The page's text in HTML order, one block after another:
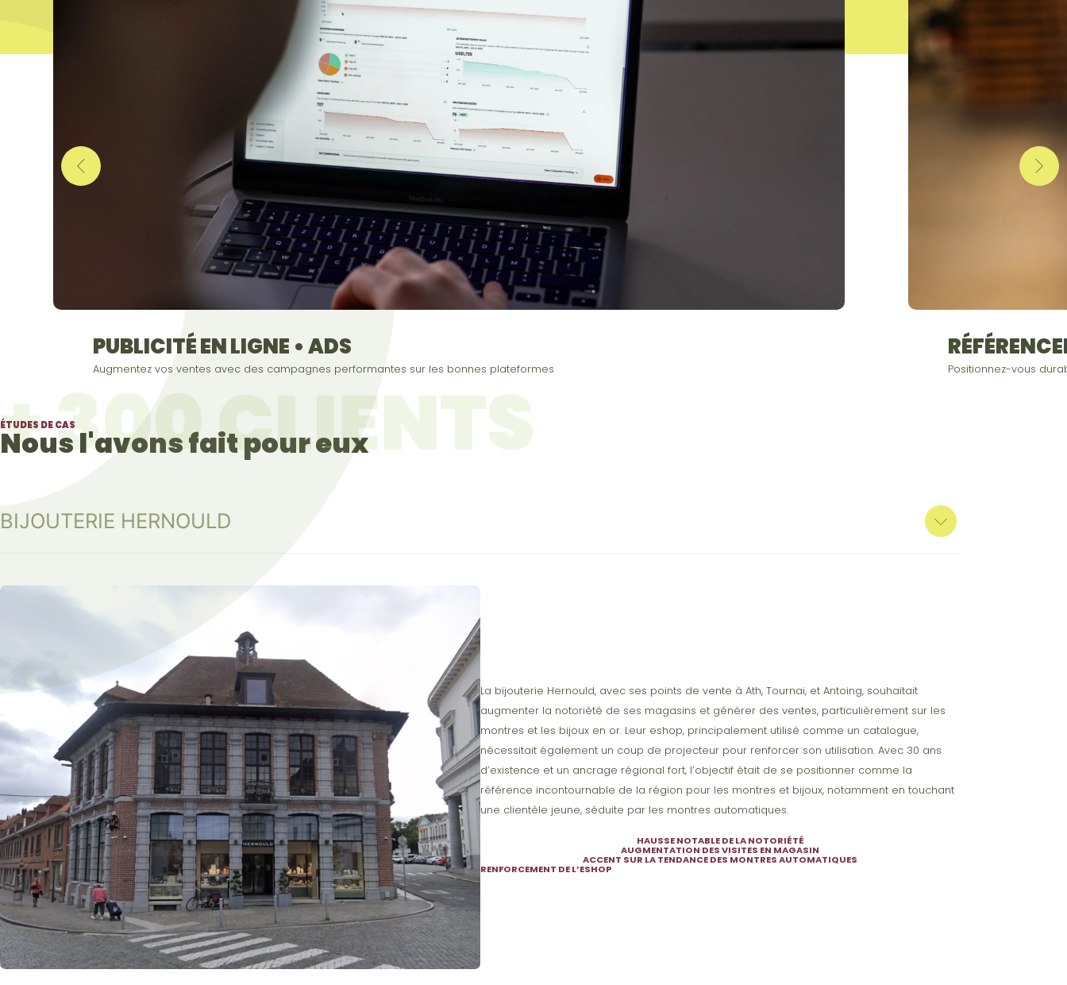
PUBLICITÉ EN LIGNE • ADS
Augmentez vos ventes avec des campagnes performantes sur les bonnes plateformes Positionnez-vous
+ 300 CLIENTS
ÉTUDES DE CAS
Nous l'avons fait pour eux
BIJOUTERIE HERNOULD
La bijouterie Hernould, avec ses points de vente à Ath, Tournai, et Antoing, souhaitait
augmenter la notoriété de ses magasins et générer des ventes, particulièrement sur les
montres et les bijoux en or. Leur eshop, principalement utilisé comme un catalogue,
nécessitait également un coup de projecteur pour renforcer son utilisation. Avec 30 ans
d’existence et un ancrage régional fort, l’objectif était de se positionner comme la
référence incontournable de la région pour les montres et bijoux, notamment en touchant
une clientèle jeune, séduite par les montres automatiques.
HAUSSE NOTABLE DE LA NOTORIÉTÉ​
AUGMENTATION DES VISITES EN MAGASIN​
ACCENT SUR LA TENDANCE DES MONTRES AUTOMATIQUES​
RENFORCEMENT DE L’ESHOP​